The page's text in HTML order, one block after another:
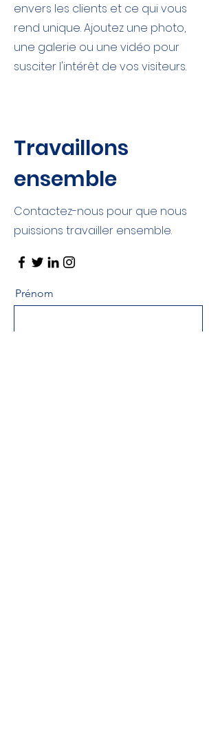
envers les clients et ce qui vous
rend unique. Ajoutez une photo,
une galerie ou une vidéo pour
susciter l'intérêt de vos visiteurs.
Travaillons
ensemble
Contactez-nous pour que nous
puissions travailler ensemble.
Prénom